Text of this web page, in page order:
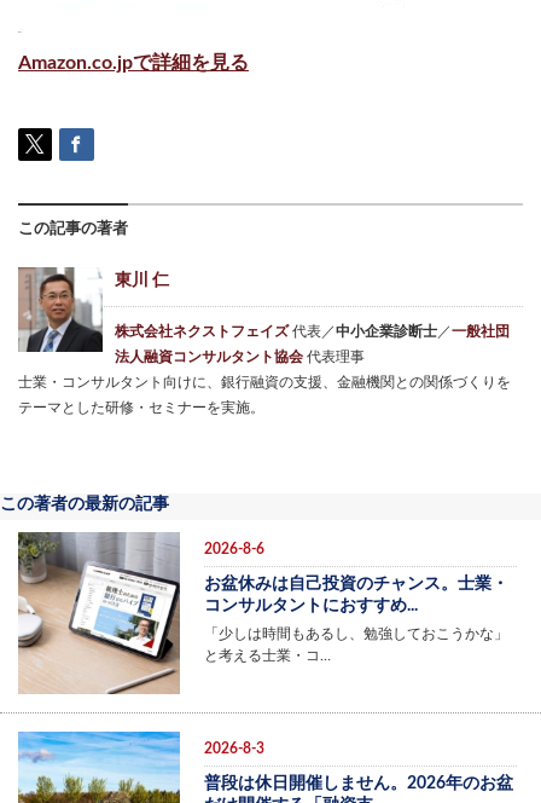
Amazon.co.jpで詳細を見る
この記事の著者
東川 仁
株式会社ネクストフェイズ 代表／中小企業診断士 ／一般社団
法人融資コンサルタント協会 代表理事
士業・コンサルタント向けに、銀行融資の支援、金融機関との関係づくりを
テーマとした研修・セミナーを実施。
この著者の最新の記事
2026-8-6
お盆休みは自己投資のチャンス。士業・
コンサルタントにおすすめ...
「少しは時間もあるし、勉強しておこうかな」
と考える士業・コ…
2026-8-3
普段は休日開催しません。2026年のお盆